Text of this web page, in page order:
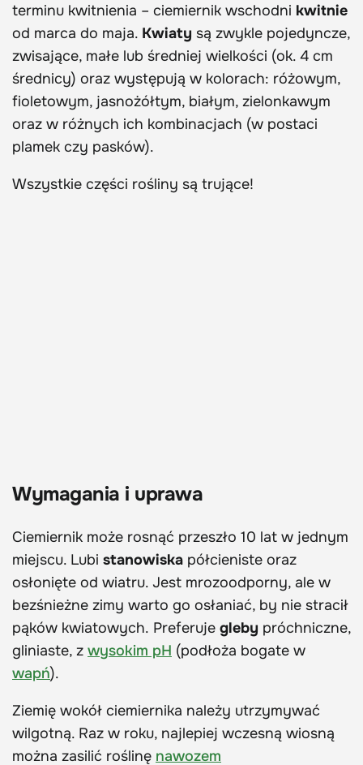
terminu kwitnienia – ciemiernik wschodni kwitnie
od marca do maja. Kwiaty są zwykle pojedyncze,
zwisające, małe lub średniej wielkości (ok. 4 cm
średnicy) oraz występują w kolorach: różowym,
fioletowym, jasnożółtym, białym, zielonkawym
oraz w różnych ich kombinacjach (w postaci
plamek czy pasków).
Wszystkie części rośliny są trujące!
Wymagania i uprawa
Ciemiernik może rosnąć przeszło 10 lat w jednym
miejscu. Lubi stanowiska półcieniste oraz
osłonięte od wiatru. Jest mrozoodporny, ale w
bezśnieżne zimy warto go osłaniać, by nie stracił
pąków kwiatowych. Preferuje gleby próchniczne,
gliniaste, z wysokim pH (podłoża bogate w
wapń).
Ziemię wokół ciemiernika należy utrzymywać
wilgotną. Raz w roku, najlepiej wczesną wiosną
można zasilić roślinę nawozem